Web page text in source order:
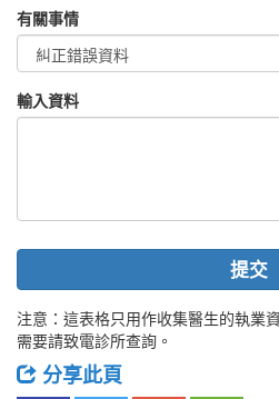
有關事情
輸入資料
提交
注意：這表格只用作收集醫生的執業
需要請致電診所查詢。
分享此頁